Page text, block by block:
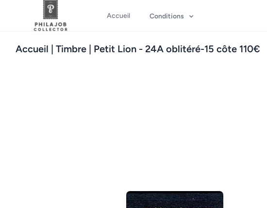
Accueil Conditions
Accueil | Timbre | Petit Lion - 24A oblitéré-15 côte 110€